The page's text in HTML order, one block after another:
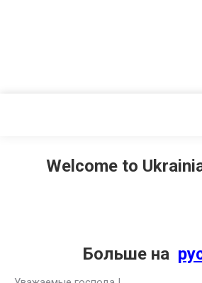
Welcome to
Больше на